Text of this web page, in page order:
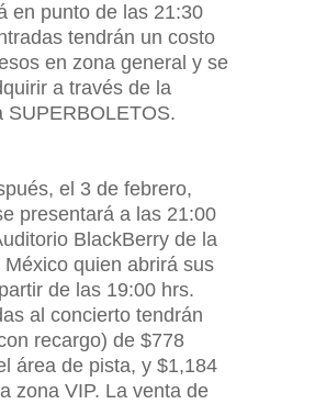
en punto de las 21:30
tendrán un costo
en zona general y se
a través de la
SUPERBOLETOS.
el 3 de febrero,
presentará a las 21:00
BlackBerry de la
México quien abrirá sus
de las 19:00 hrs.
al concierto tendrán
recargo) de $778
área de pista, y $1,184
zona VIP. La venta de